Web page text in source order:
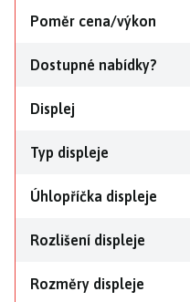
Poměr cena/výkon
Dostupné nabídky?
Displej
Typ displeje
Úhlopříčka displeje
Rozlišení displeje
Rozměry displeje